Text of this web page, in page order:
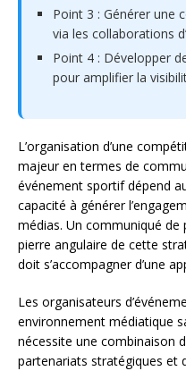
Point 3 : Générer une
via les collaborations
Point 4 : Développer
pour amplifier la
L’organisation d’une
majeur en termes de
événement sportif dépend
capacité à générer
médias. Un communiqué
pierre angulaire de cette
doit s’accompagner d’une
Les organisateurs
environnement médiatique
nécessite une combinaison
partenariats stratégiques et